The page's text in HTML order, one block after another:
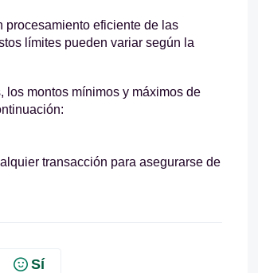
procesamiento eficiente de las
límites pueden variar según la
los montos mínimos y máximos de
transacción para asegurarse de
Sí